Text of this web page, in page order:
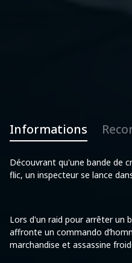
Informations
Découvrant qu'une bande de
flic, un inspecteur se lance
Lors d'un raid pour arrêter un
affronte un commando
marchandise et assassine